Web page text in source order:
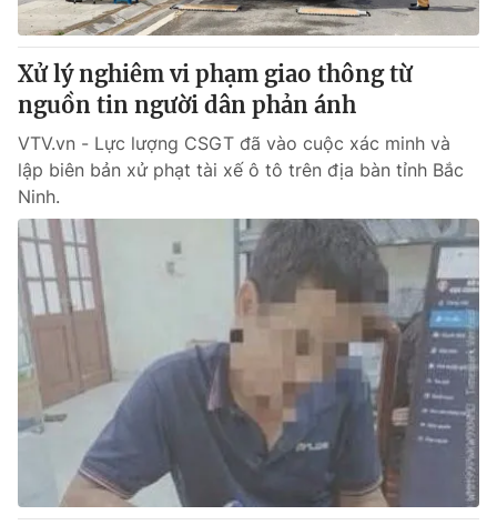
Xử lý nghiêm vi phạm giao thông từ
nguồn tin người dân phản ánh
VTV.vn - Lực lượng CSGT đã vào cuộc xác minh và
lập biên bản xử phạt tài xế ô tô trên địa bàn tỉnh Bắc
Ninh.